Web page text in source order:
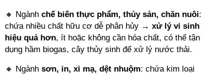
🔸 Ngành chế biến thực phẩm, thủy sản, chăn nuôi:
chứa nhiều chất hữu cơ dễ phân hủy → xử lý vi sinh
hiệu quả hơn, ít hoặc không cần hóa chất, có thể tận
dụng hầm biogas, cây thủy sinh để xử lý nước thải.
🔸 Ngành sơn, in, xi mạ, dệt nhuộm: chứa kim loại